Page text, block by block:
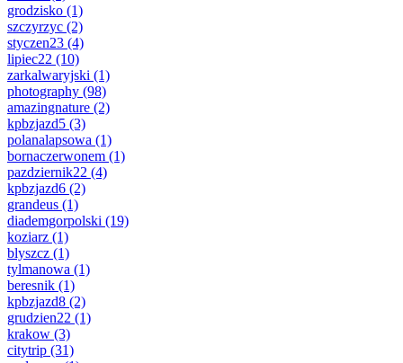
grodzisko (1)
szczyrzyc (2)
styczen23 (4)
lipiec22 (10)
zarkalwaryjski (1)
photography (98)
amazingnature (2)
kpbzjazd5 (3)
polanalapsowa (1)
bornaczerwonem (1)
pazdziernik22 (4)
kpbzjazd6 (2)
grandeus (1)
diademgorpolski (19)
koziarz (1)
blyszcz (1)
tylmanowa (1)
beresnik (1)
kpbzjazd8 (2)
grudzien22 (1)
krakow (3)
citytrip (31)